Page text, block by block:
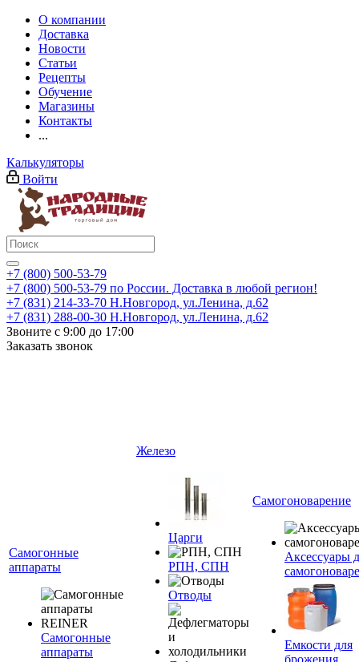
О компании
Доставка
Новости
Статьи
Рецепты
Обучение
Магазины
Контакты
...
Калькуляторы
Войти
+7 (800) 500-53-79
+7 (800) 500-53-79 по России. Доставка в любой регион!
+7 (831) 214-33-70 Н.Новгород, ул.Ленина, д.62
+7 (831) 288-00-30 Н.Новгород, ул.Ленина, д.62
Звоните с 9:00 до 17:00
Заказать звонок
Самогонные
аппараты
Самогонные
аппараты
Железо
Царги
РПН, СПН
Отводы
Самогоноварение
Аксессуары
Емкости для
брожения